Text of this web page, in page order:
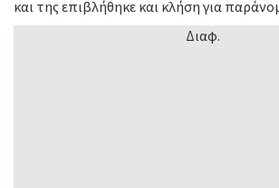
και της επιβλήθηκε και κλήση για
Διαφ.